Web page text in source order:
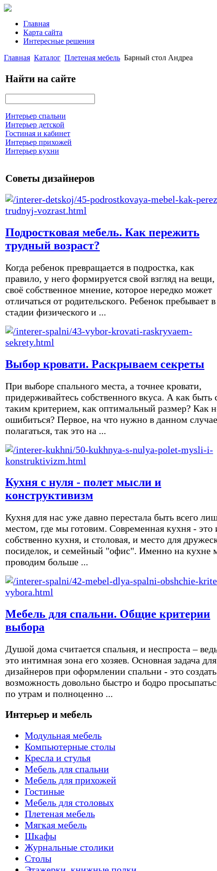
Главная
Карта сайта
Интересные решения
Главная Каталог Плетеная мебель Барный стол Андреа
Найти на сайте
Интерьер спальни
Интерьер детской
Гостиная и кабинет
Интерьер прихожей
Интерьер кухни
Советы дизайнеров
Подростковая мебель. Как пережить
трудный возраст?
Когда ребенок превращается в подростка, как
правило, у него формируется свой взгляд на вещи,
своё собственное мнение, которое нередко может
отличаться от родительского. Ребенок пребывает в
стадии физического и ...
Выбор кровати. Раскрываем секреты
При выборе спального места, а точнее кровати,
придерживайтесь собственного вкуса. А как быть
таким критерием, как оптимальный размер? Как
ошибиться? Первое, на что нужно в данном случае
полагаться, так это на ...
Кухня с нуля - полет мысли и
конструктивизм
Кухня для нас уже давно перестала быть всего
местом, где мы готовим. Современная кухня - это
собственно кухня, и столовая, и место для
посиделок, и семейный "офис". Именно на кухне
проводим больше ...
Мебель для спальни. Общие критерии
выбора
Душой дома считается спальня, и неспроста –
это интимная зона его хозяев. Основная задача для
дизайнеров при оформлении спальни - это создать
возможность довольно быстро и бодро
по утрам и полноценно ...
Интерьер и мебель
Модульная мебель
Компьютерные столы
Кресла и стулья
Мебель для спальни
Мебель для прихожей
Гостиные
Мебель для столовых
Плетеная мебель
Мягкая мебель
Шкафы
Журнальные столики
Столы